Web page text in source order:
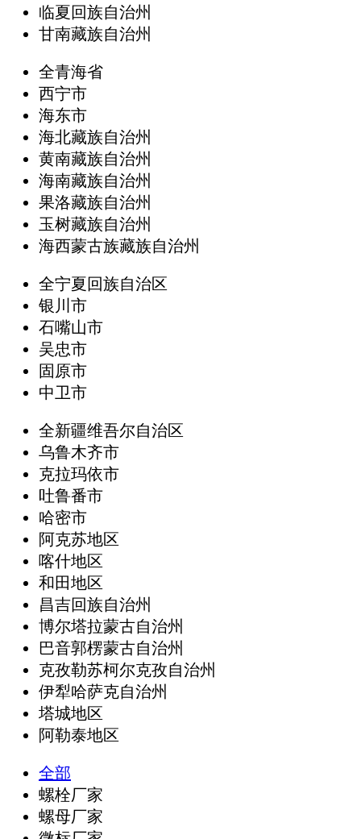
临夏回族自治州
甘南藏族自治州
全青海省
西宁市
海东市
海北藏族自治州
黄南藏族自治州
海南藏族自治州
果洛藏族自治州
玉树藏族自治州
海西蒙古族藏族自治州
全宁夏回族自治区
银川市
石嘴山市
吴忠市
固原市
中卫市
全新疆维吾尔自治区
乌鲁木齐市
克拉玛依市
吐鲁番市
哈密市
阿克苏地区
喀什地区
和田地区
昌吉回族自治州
博尔塔拉蒙古自治州
巴音郭楞蒙古自治州
克孜勒苏柯尔克孜自治州
伊犁哈萨克自治州
塔城地区
阿勒泰地区
全部
螺栓厂家
螺母厂家